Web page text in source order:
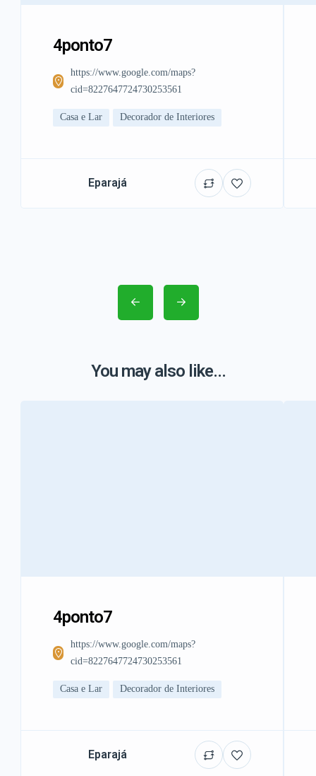
4ponto7
https://www.google.com/maps?
cid=8227647724730253561
Casa e Lar Decorador de Interiores
Eparajá
You may also like...
4ponto7
https://www.google.com/maps?
cid=8227647724730253561
Casa e Lar Decorador de Interiores
Eparajá